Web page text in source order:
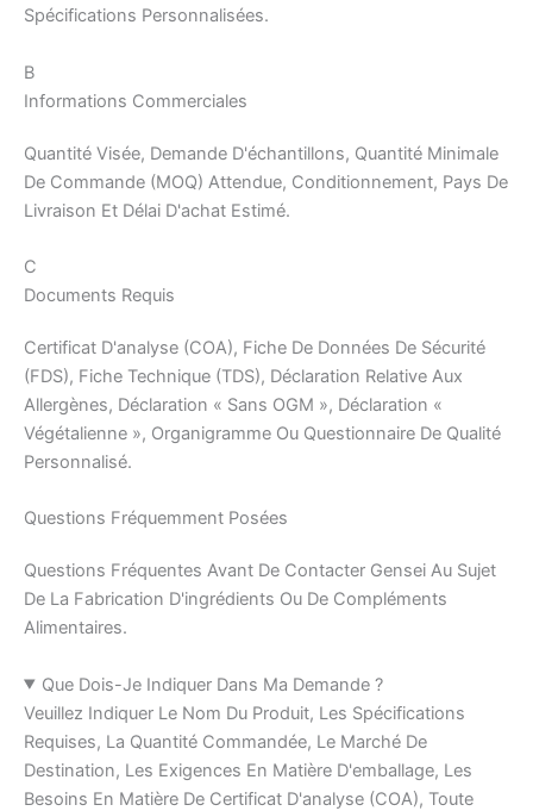
Spécifications Personnalisées.
B
Informations Commerciales
Quantité Visée, Demande D'échantillons, Quantité Minimale
De Commande (MOQ) Attendue, Conditionnement, Pays De
Livraison Et Délai D'achat Estimé.
C
Documents Requis
Certificat D'analyse (COA), Fiche De Données De Sécurité
(FDS), Fiche Technique (TDS), Déclaration Relative Aux
Allergènes, Déclaration « Sans OGM », Déclaration «
Végétalienne », Organigramme Ou Questionnaire De Qualité
Personnalisé.
Questions Fréquemment Posées
Questions Fréquentes Avant De Contacter Gensei Au Sujet
De La Fabrication D'ingrédients Ou De Compléments
Alimentaires.
Que Dois-Je Indiquer Dans Ma Demande ?
Veuillez Indiquer Le Nom Du Produit, Les Spécifications
Requises, La Quantité Commandée, Le Marché De
Destination, Les Exigences En Matière D'emballage, Les
Besoins En Matière De Certificat D'analyse (COA), Toute